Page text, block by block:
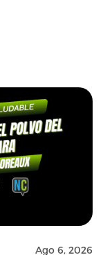
Ago 6, 2026